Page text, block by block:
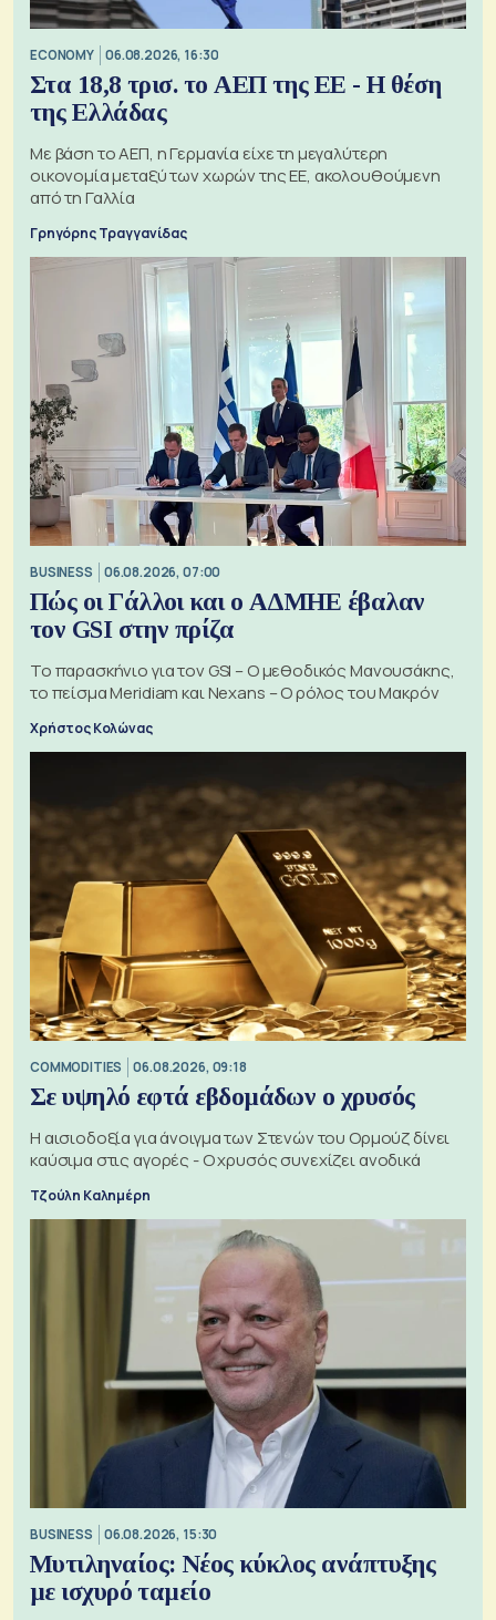
ECONOMY 06.08.2026, 16:30
Στα 18,8 τρισ. το ΑΕΠ της ΕΕ - Η θέση
της Ελλάδας
Με βάση το ΑΕΠ, η Γερμανία είχε τη μεγαλύτερη
οικονομία μεταξύ των χωρών της ΕΕ, ακολουθούμενη
από τη Γαλλία
Γρηγόρης Τραγγανίδας
BUSINESS 06.08.2026, 07:00
Πώς οι Γάλλοι και ο ΑΔΜΗΕ έβαλαν
τον GSI στην πρίζα
Το παρασκήνιο για τον GSI – Ο μεθοδικός Μανουσάκης,
το πείσμα Meridiam και Nexans – Ο ρόλος του Μακρόν
Χρήστος Κολώνας
COMMODITIES 06.08.2026, 09:18
Σε υψηλό εφτά εβδομάδων ο χρυσός
Η αισιοδοξία για άνοιγμα των Στενών του Ορμούζ δίνει
καύσιμα στις αγορές - Ο χρυσός συνεχίζει ανοδικά
Τζούλη Καλημέρη
BUSINESS 06.08.2026, 15:30
Μυτιληναίος: Νέος κύκλος ανάπτυξης
με ισχυρό ταμείο